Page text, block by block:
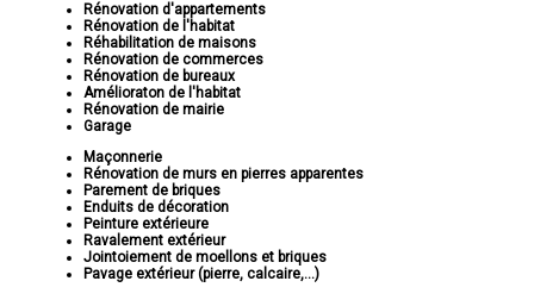
Rénovation d'appartements
Rénovation de l'habitat
Réhabilitation de maisons
Rénovation de commerces
Rénovation de bureaux
Amélioraton de l'habitat
Rénovation de mairie
Garage
Maçonnerie
Rénovation de murs en pierres apparentes
Parement de briques
Enduits de décoration
Peinture extérieure
Ravalement extérieur
Jointoiement de moellons et briques
Pavage extérieur (pierre, calcaire,...)